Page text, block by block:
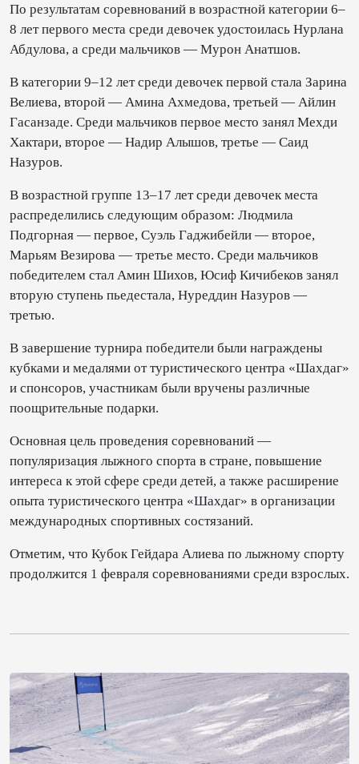
По результатам соревнований в возрастной категории 6–
8 лет первого места среди девочек удостоилась Нурлана
Абдулова, а среди мальчиков — Мурон Анатшов.
В категории 9–12 лет среди девочек первой стала Зарина
Велиева, второй — Амина Ахмедова, третьей — Айлин
Гасанзаде. Среди мальчиков первое место занял Мехди
Хактари, второе — Надир Алышов, третье — Саид
Назуров.
В возрастной группе 13–17 лет среди девочек места
распределились следующим образом: Людмила
Подгорная — первое, Суэль Гаджибейли — второе,
Марьям Везирова — третье место. Среди мальчиков
победителем стал Амин Шихов, Юсиф Кичибеков занял
вторую ступень пьедестала, Нуреддин Назуров —
третью.
В завершение турнира победители были награждены
кубками и медалями от туристического центра «Шахдаг»
и спонсоров, участникам были вручены различные
поощрительные подарки.
Основная цель проведения соревнований —
популяризация лыжного спорта в стране, повышение
интереса к этой сфере среди детей, а также расширение
опыта туристического центра «Шахдаг» в организации
международных спортивных состязаний.
Отметим, что Кубок Гейдара Алиева по лыжному спорту
продолжится 1 февраля соревнованиями среди взрослых.